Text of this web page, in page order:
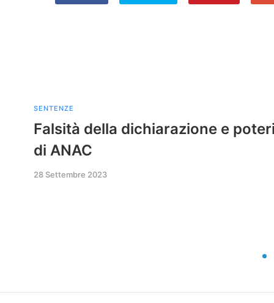
SENTENZE
Falsità della dichiarazione e
di ANAC
28 Settembre 2023